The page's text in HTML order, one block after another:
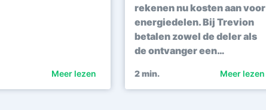
Meer lezen
rekenen nu kosten aan voor
energiedelen. Bij Trevion
betalen zowel de deler als
de ontvanger een…
2min. Meer lezen